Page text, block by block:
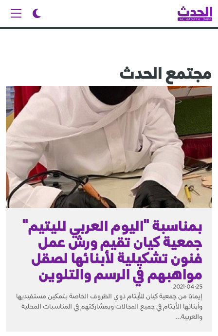
مجتمع الحدث
بمناسبة "اليوم العربي لليتيم"
جمعية كيان تقيم ورش عمل
فنون تشكيلية لأبنائها لصقل
مواهبهم في الرسم والتلوين
2021-04-25
إيمانا من جمعية كيان للأيتام ذوي الظروف الخاصة بتمكين مستفيديها
وأبنائها الأيتام في جميع المجالات وبمشاركتهم في المناسبات المحلية
والعربية...